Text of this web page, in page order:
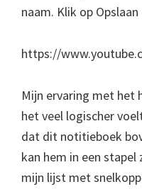
naam. Klik op
https://
Mijn ervaring met het
het veel logischer
dat dit notitieboek
kan hem in een
mijn lijst met